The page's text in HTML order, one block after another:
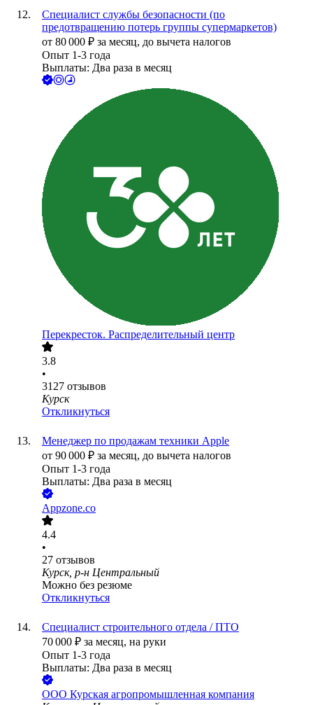
Специалист службы безопасности (по
предотвращению потерь группы супермаркетов)
от 80 000 ₽ за месяц, до вычета налогов
Опыт 1-3 года
Выплаты: Два раза в месяц
Перекресток. Распределительный центр
3.8
•
3127 отзывов
Курск
Откликнуться
Менеджер по продажам техники Apple
от 90 000 ₽ за месяц, до вычета налогов
Опыт 1-3 года
Выплаты: Два раза в месяц
Appzone.co
4.4
•
27 отзывов
Курск, р-н Центральный
Можно без резюме
Откликнуться
Специалист строительного отдела / ПТО
70 000 ₽ за месяц, на руки
Опыт 1-3 года
Выплаты: Два раза в месяц
ООО Курская агропромышленная компания